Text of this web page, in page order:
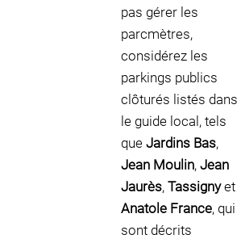
pas gérer les
parcmètres,
considérez les
parkings publics
clôturés listés dans
le guide local, tels
que Jardins Bas,
Jean Moulin, Jean
Jaurès, Tassignyet
Anatole France, qui
sont décrits